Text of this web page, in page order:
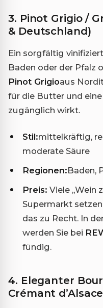
3. Pinot Grigio /
& Deutschland)
Ein sorgfältig
Baden oder der Pfalz
Pinot Grigioaus
für die Butter und
zugänglich wirkt.
Stil:mittelkräftig,
moderate Säure
Regionen:Baden,
Preis: Viele „Wein
Supermarkt
das zu Recht. In
werden Sie bei
fündig.
4. Eleganter
Crémant d’Alsace